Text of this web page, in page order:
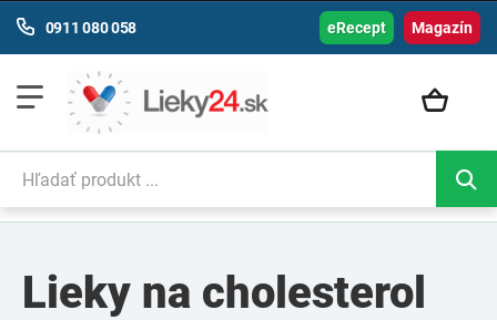
Magazín
0911 080 058 eRecept
Lieky na cholesterol